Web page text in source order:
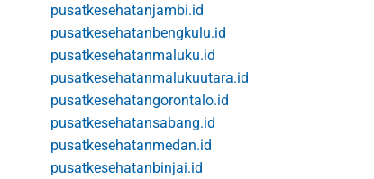
pusatkesehatanjambi.id
pusatkesehatanbengkulu.id
pusatkesehatanmaluku.id
pusatkesehatanmalukuutara.id
pusatkesehatangorontalo.id
pusatkesehatansabang.id
pusatkesehatanmedan.id
pusatkesehatanbinjai.id